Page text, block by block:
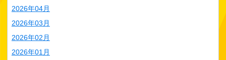
2026年04月
2026年03月
2026年02月
2026年01月